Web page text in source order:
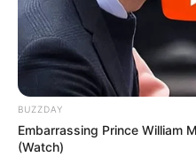
BUZZDAY
Embarrassing Prince William
(Watch)